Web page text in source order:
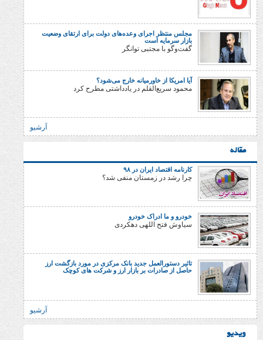
مجلس منتظر اجرای وعده‌های دولت برای ارتقای وضعیت
بازار سرمایه است
گفت‌وگو با مجتبی توانگر
آیا امریکا از خاورمیانه خارج می‌شود؟
محمود سریع‌القلم در یادداشتی مطرح کرد
کارنامه اقتصاد ایران در ۹۸
چرا رشد در زمستان منفی شد؟
خودرو و ما ادراک خودرو
سیاوش فتح اللهی دهکردی
تاثیر دستورالعمل جدید بانک مرکزی در مورد بازگشت ارز
حاصل از صادرات بر بازار ارز و شرکت های کوچک